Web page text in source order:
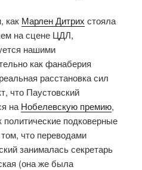
как Марлен Дитрих стояла
на сцене ЦДЛ,
нашими
как фанаберия
расстановка сил
что Паустовский
на Нобелевскую премию,
политические подковерные
что переводами
занималась секретарь
(она же была